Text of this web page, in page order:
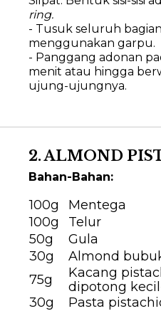
ring.
- Tusuk seluruh
menggunakan garpu.
- Panggang adonan
menit atau hingga
ujung-ujungnya.
2. ALMOND
Bahan-Bahan:
100g
Mentega
100g
Telur
50g
Gula
30g
Almond
75g
Kacang
dipotong
30g
Pasta